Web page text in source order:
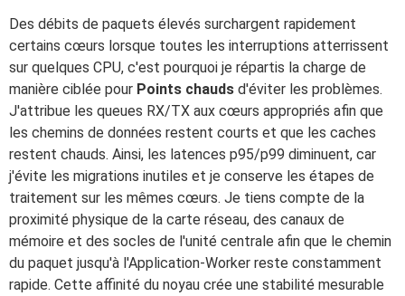
Des débits de paquets élevés surchargent rapidement
certains cœurs lorsque toutes les interruptions atterrissent
sur quelques CPU, c'est pourquoi je répartis la charge de
manière ciblée pour Points chauds d'éviter les problèmes.
J'attribue les queues RX/TX aux cœurs appropriés afin que
les chemins de données restent courts et que les caches
restent chauds. Ainsi, les latences p95/p99 diminuent, car
j'évite les migrations inutiles et je conserve les étapes de
traitement sur les mêmes cœurs. Je tiens compte de la
proximité physique de la carte réseau, des canaux de
mémoire et des socles de l'unité centrale afin que le chemin
du paquet jusqu'à l'Application-Worker reste constamment
rapide. Cette affinité du noyau crée une stabilité mesurable